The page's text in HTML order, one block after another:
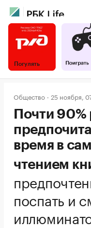
Погулять
Общество 25 ноября,
Почти 90%
время в
чтением
поспать и